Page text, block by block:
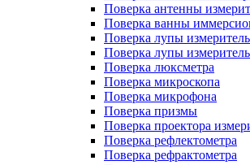
Поверка антенны
Поверка ванны
Поверка лупы
Поверка лупы
Поверка люксметра
Поверка микроскопа
Поверка микрофона
Поверка призмы
Поверка проектора
Поверка рефлектометра
Поверка рефрактометра